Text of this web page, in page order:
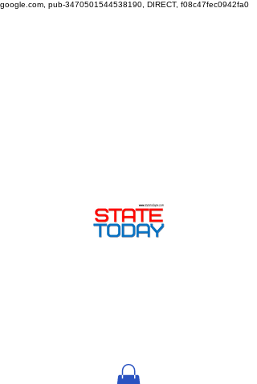
google.com, pub-3470501544538190, DIRECT, f08c47fec0942fa0